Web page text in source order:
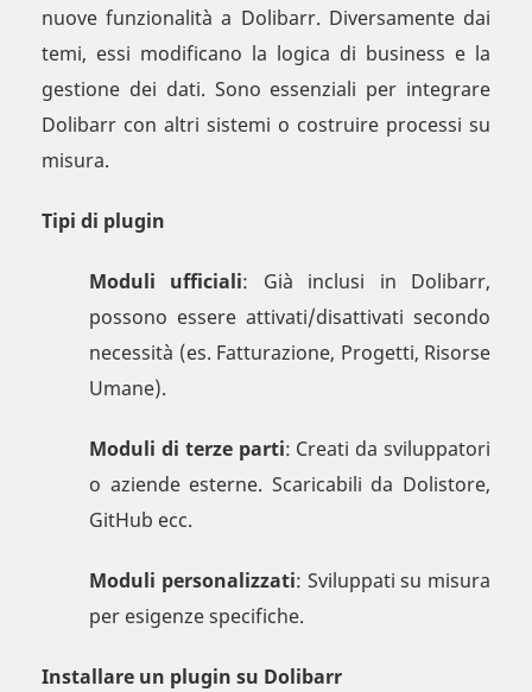
nuove funzionalità a Dolibarr. Diversamente dai
temi, essi modificano la logica di business e la
gestione dei dati. Sono essenziali per integrare
Dolibarr con altri sistemi o costruire processi su
misura.
Tipi di plugin
Moduli ufficiali: Già inclusi in Dolibarr,
possono essere attivati/disattivati secondo
necessità (es. Fatturazione, Progetti, Risorse
Umane).
Moduli di terze parti: Creati da sviluppatori
o aziende esterne. Scaricabili da Dolistore,
GitHub ecc.
Moduli personalizzati: Sviluppati su misura
per esigenze specifiche.
Installare un plugin su Dolibarr